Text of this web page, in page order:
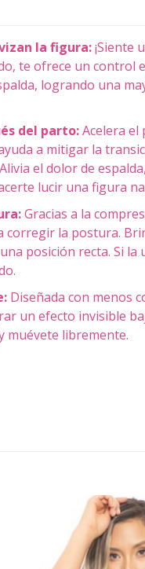
la figura:¡Siente
te ofrece un control
logrando una
del parto:Acelera el
a mitigar la
el dolor de
lucir una figura
Gracias a la
corregir la postura.
posición recta. Si la
Diseñada con menos
un efecto invisible
muévete libremente.